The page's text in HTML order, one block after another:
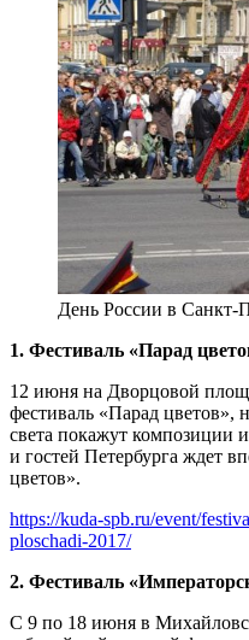
День России в Санкт-
1. Фестиваль «Парад
12 июня на Дворцовой
фестиваль «Парад цветов»,
света покажут композиции
и гостей Петербурга ждет
цветов».
https://kuda-spb.ru/event/
ploschadi-2017/
2. Фестиваль
С 9 по 18 июня в